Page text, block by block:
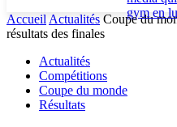
Accueil Actualités Coupe du
résultats des finales
Actualités
Compétitions
Coupe du monde
Résultats